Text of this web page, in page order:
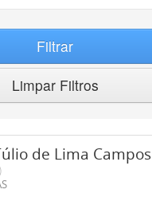
Filtrar
Limpar Filtros
de Lima Campos